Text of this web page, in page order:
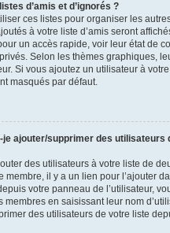
d’amis et d’ignorés ?
ces listes pour organiser les
à votre liste d’amis seront
un accès rapide, voir leur état de
Selon les thèmes graphiques,
Si vous ajoutez un utilisateur à
masqués par défaut.
ajouter/supprimer des utilisateurs
des utilisateurs à votre liste de
membre, il y a un lien pour l’ajouter
votre panneau de l’utilisateur,
membres en saisissant leur nom
des utilisateurs de votre liste